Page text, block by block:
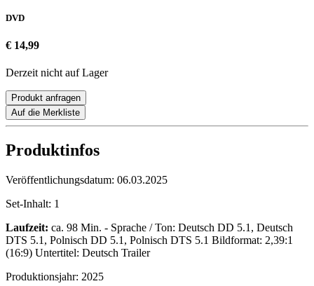
DVD
€ 14,99
Derzeit nicht auf Lager
Produkt anfragen
Auf die Merkliste
Produktinfos
Veröffentlichungsdatum: 06.03.2025
Set-Inhalt: 1
Laufzeit: ca. 98 Min. - Sprache / Ton: Deutsch DD 5.1, Deutsch
DTS 5.1, Polnisch DD 5.1, Polnisch DTS 5.1 Bildformat: 2,39:1
(16:9) Untertitel: Deutsch Trailer
Produktionsjahr: 2025